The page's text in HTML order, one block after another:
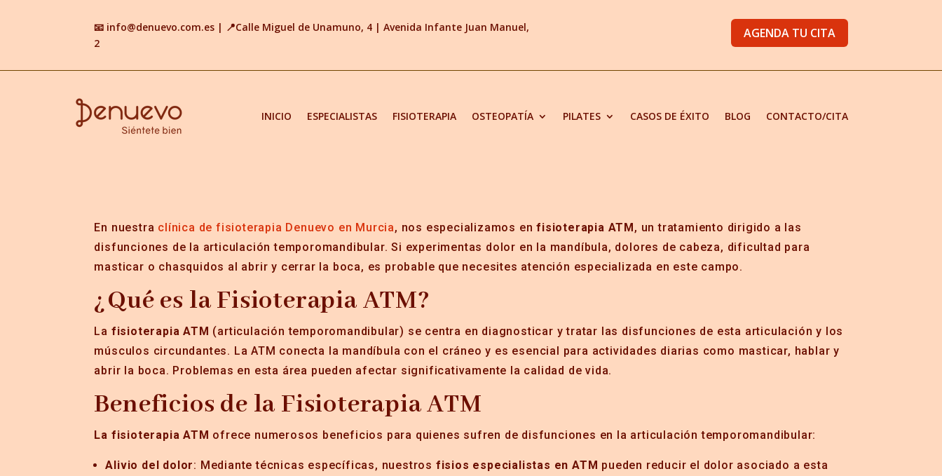
📧 info@denuevo.com.es | 📍Calle Miguel de Unamuno, 4 |Avenida Infante Juan Manuel,
2
AGENDA TU CITA
INICIO ESPECIALISTAS FISIOTERAPIA OSTEOPATÍA PILATES CASOS DE ÉXITO BLOG CONTACTO/CITA
En nuestra clínica de fisioterapia Denuevo en Murcia, nos especializamos enfisioterapia ATM, un tratamiento dirigido a las
disfunciones de la articulación temporomandibular. Si experimentas dolor en la mandíbula, dolores de cabeza, dificultad para
masticar o chasquidos al abrir y cerrar la boca, es probable que necesites atención especializada en este campo.
¿Qué es la Fisioterapia ATM?
La fisioterapia ATM (articulación temporomandibular) se centra en diagnosticar y tratar las disfunciones de esta articulación y los
músculos circundantes. La ATM conecta la mandíbula con el cráneo y es esencial para actividades diarias como masticar, hablar y
abrir la boca. Problemas en esta área pueden afectar significativamente la calidad de vida.
Beneficios de la Fisioterapia ATM
La fisioterapia ATM ofrece numerosos beneficios para quienes sufren de disfunciones en la articulación temporomandibular:
Alivio del dolor: Mediante técnicas específicas, nuestros fisios especialistas en ATM pueden reducir el dolor asociado a esta